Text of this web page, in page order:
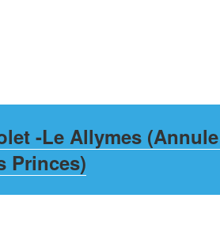
-Le Allymes
Princes)